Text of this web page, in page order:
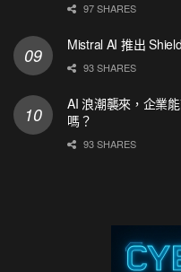
97 SHARES
Mistral AI 推出
93 SHARES
AI 浪潮襲來，企業
嗎？
93 SHARES